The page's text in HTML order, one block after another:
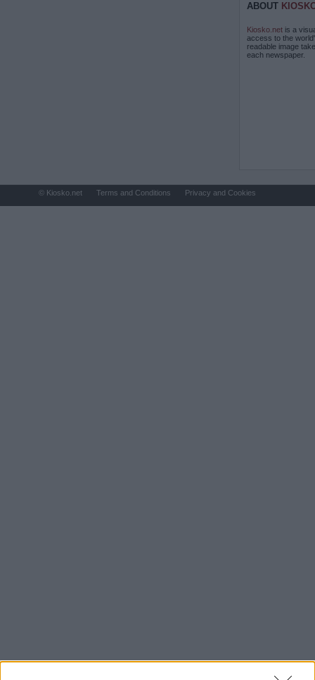
ABOUT
Kiosko.net is a
access to the
readable image
each newspaper.
© Kiosko.net Terms and Conditions Privacy and Cookies